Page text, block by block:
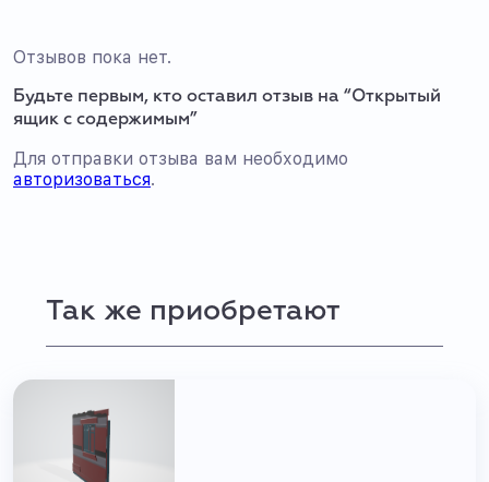
Отзывов пока нет.
Будьте первым, кто оставил отзыв на “Открытый
ящик с содержимым”
Для отправки отзыва вам необходимо
авторизоваться.
Так же приобретают